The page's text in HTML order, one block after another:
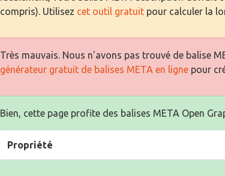
compris). Utilisez cet outil gratuit pour calculer la
Très mauvais. Nous n'avons pas trouvé de balise
générateur gratuit de balises META en ligne pour
Bien, cette page profite des balises META Open
Propriété